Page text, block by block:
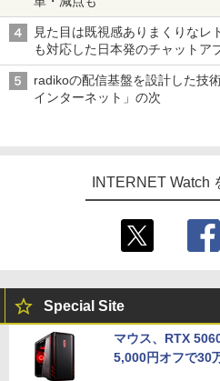
見た目は既視感ありまくりなレ
も対応した日本発のチャットア
radikoの配信基盤を設計した技
インターネット」の次
INTERNET Watch
Special Site
マウス、RTX
5,000円オフで30